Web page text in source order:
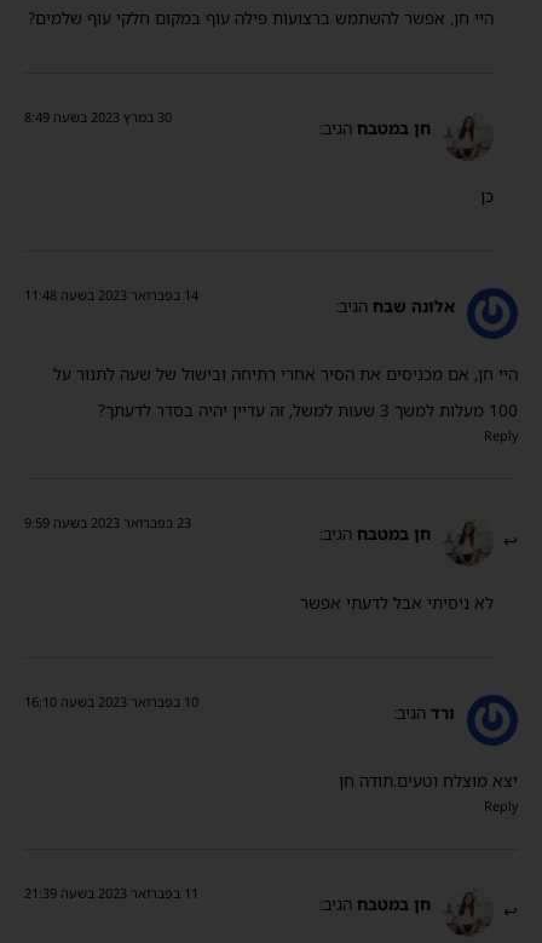
היי חן, אפשר להשתמש ברצועות פילה עוף במקום חלקי עוף שלמים?
חן במטבח הגיב:
30 במרץ 2023 בשעה 8:49
כן
אלונה שבח הגיב:
14 בפברואר 2023 בשעה 11:48
היי חן, אם מכניסים את הסיר אחרי רתיחה ובישול של שעה לתנור על
100 מעלות למשך 3 שעות למשל, זה עדיין יהיה בסדר לדעתך?
Reply
חן במטבח הגיב:
23 בפברואר 2023 בשעה 9:59
לא ניסיתי אבל לדעתי אפשר
ורד הגיב:
10 בפברואר 2023 בשעה 16:10
יצא מוצלח וטעים.תודה חן
Reply
חן במטבח הגיב:
11 בפברואר 2023 בשעה 21:39